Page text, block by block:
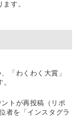
す。
「わくわく大賞」
トが再投稿（リポ
者を「インスタグラ